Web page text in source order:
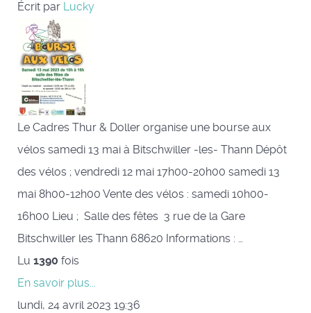
Écrit par Lucky
Le Cadres Thur & Doller organise une bourse aux
vélos samedi 13 mai à Bitschwiller -les- Thann Dépôt
des vélos ; vendredi 12 mai 17h00-20h00 samedi 13
mai 8h00-12h00 Vente des vélos : samedi 10h00-
16h00 Lieu ; Salle des fêtes 3 rue de la Gare
Bitschwiller les Thann 68620 Informations : …
Lu 1390 fois
En savoir plus...
lundi, 24 avril 2023 19:36